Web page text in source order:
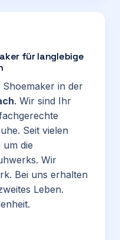
für langlebige
in der
. Wir sind Ihr
Seit vielen
die
Wir
Bei uns erhalten
Leben.